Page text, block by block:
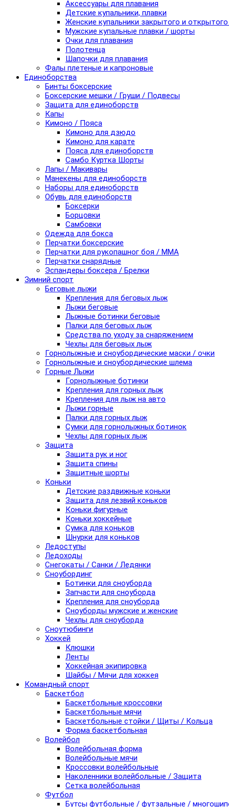
Аксессуары для плавания
Детские купальники, плавки
Женские купальники закрытого и
Мужские купальные плавки / шорты
Очки для плавания
Полотенца
Шапочки для плавания
Фалы плетеные и капроновые
Единоборства
Бинты боксерские
Боксерские мешки / Груши / Подвесы
Защита для единоборств
Капы
Кимоно / Пояса
Кимоно для дзюдо
Кимоно для карате
Пояса для единоборств
Самбо Куртка Шорты
Лапы / Макивары
Манекены для единоборств
Наборы для единоборств
Обувь для единоборств
Боксерки
Борцовки
Самбовки
Одежда для бокса
Перчатки боксерские
Перчатки для рукопашног боя / ММА
Перчатки снарядные
Эспандеры боксера / Брелки
Зимний спорт
Беговые лыжи
Крепления для беговых лыж
Лыжи беговые
Лыжные ботинки беговые
Палки для беговых лыж
Средства по уходу за снаряжением
Чехлы для беговых лыж
Горнолыжные и сноубордические маски / очки
Горнолыжные и сноубордические шлема
Горные Лыжи
Горнолыжные ботинки
Крепления для горных лыж
Крепления для лыж на авто
Лыжи горные
Палки для горных лыж
Сумки для горнолыжных ботинок
Чехлы для горных лыж
Защита
Защита рук и ног
Защита спины
Защитные шорты
Коньки
Детские раздвижные коньки
Защита для лезвий коньков
Коньки фигурные
Коньки хоккейные
Сумка для коньков
Шнурки для коньков
Ледоступы
Ледоходы
Снегокаты / Санки / Ледянки
Сноубординг
Ботинки для сноуборда
Запчасти для сноуборда
Крепления для сноуборда
Сноуборды мужские и женские
Чехлы для сноуборда
Сноутюбинги
Хоккей
Клюшки
Ленты
Хоккейная экипировка
Шайбы / Мячи для хоккея
Командный спорт
Баскетбол
Баскетбольные кроссовки
Баскетбольные мячи
Баскетбольные стойки / Щиты / Кольца
Форма баскетбольная
Волейбол
Волейбольная форма
Волейбольные мячи
Кроссовки волейбольные
Наколенники волейбольные / Защита
Сетка волейбольная
Футбол
Бутсы футбольные / футзальные /